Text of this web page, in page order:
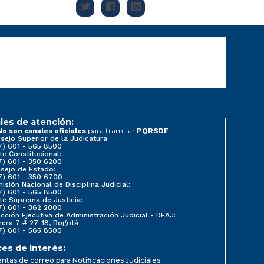
de atención:
son canales oficiales para tramitar PQRSDF
Superior de la Judicatura:
601 - 565 8500
Constitucional:
601 - 350 6200
de Estado:
601 - 350 6700
Nacional de Disciplina Judicial:
601 - 565 8500
Suprema de Justicia:
601 - 362 2000
Ejecutiva de Administración Judicial - DEAJ:
7 # 27-18, Bogotá
601 - 565 8500
de interés:
de correo para Notificaciones Judiciales